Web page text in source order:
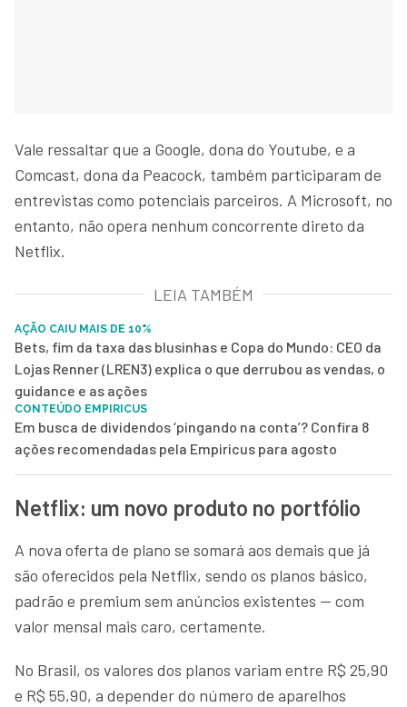
Vale ressaltar que a Google, dona do Youtube, e a
Comcast, dona da Peacock, também participaram de
entrevistas como potenciais parceiros. A Microsoft, no
entanto, não opera nenhum concorrente direto da
Netflix.
LEIA TAMBÉM
AÇÃO CAIU MAIS DE 10%
Bets, fim da taxa das blusinhas e Copa do Mundo: CEO da
Lojas Renner (LREN3) explica o que derrubou as vendas, o
guidance e as ações
CONTEÚDO EMPIRICUS
Em busca de dividendos ‘pingando na conta’? Confira 8
ações recomendadas pela Empiricus para agosto
Netflix: um novo produto no portfólio
A nova oferta de plano se somará aos demais que já
são oferecidos pela Netflix, sendo os planos básico,
padrão e premium sem anúncios existentes — com
valor mensal mais caro, certamente.
No Brasil, os valores dos planos variam entre R$ 25,90
e R$ 55,90, a depender do número de aparelhos